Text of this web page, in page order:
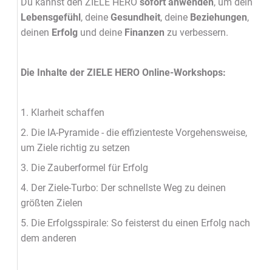
Du kannst den ZIELE HERO sofort anwenden, um dein
Lebensgefühl , deine Gesundheit, deine Beziehungen,
deinen Erfolgund deine Finanzen zu verbessern.
Die Inhalte der ZIELE HERO Online-Workshops:
1. Klarheit schaffen
2. Die IA-Pyramide - die effizienteste Vorgehensweise,
um Ziele richtig zu setzen
3. Die Zauberformel für Erfolg
4. Der Ziele-Turbo: Der schnellste Weg zu deinen
größten Zielen
5. Die Erfolgsspirale: So feisterst du einen Erfolg nach
dem anderen